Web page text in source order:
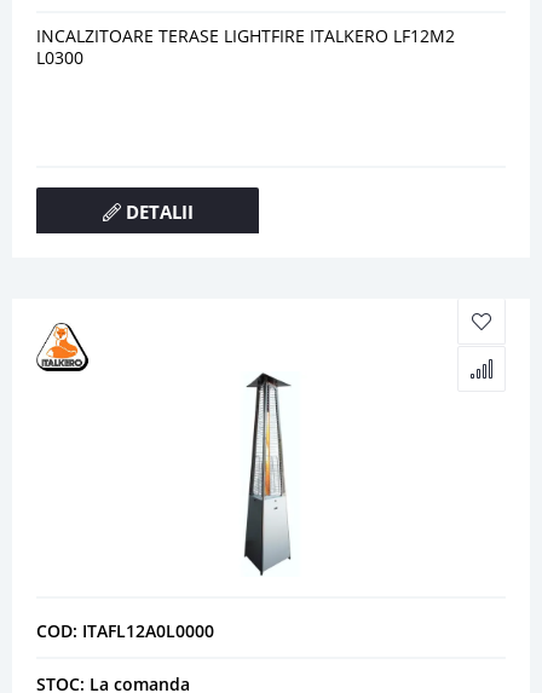
INCALZITOARE TERASE LIGHTFIRE ITALKERO LF12M2
L0300
DETALII
COD: ITAFL12A0L0000
STOC: La comanda